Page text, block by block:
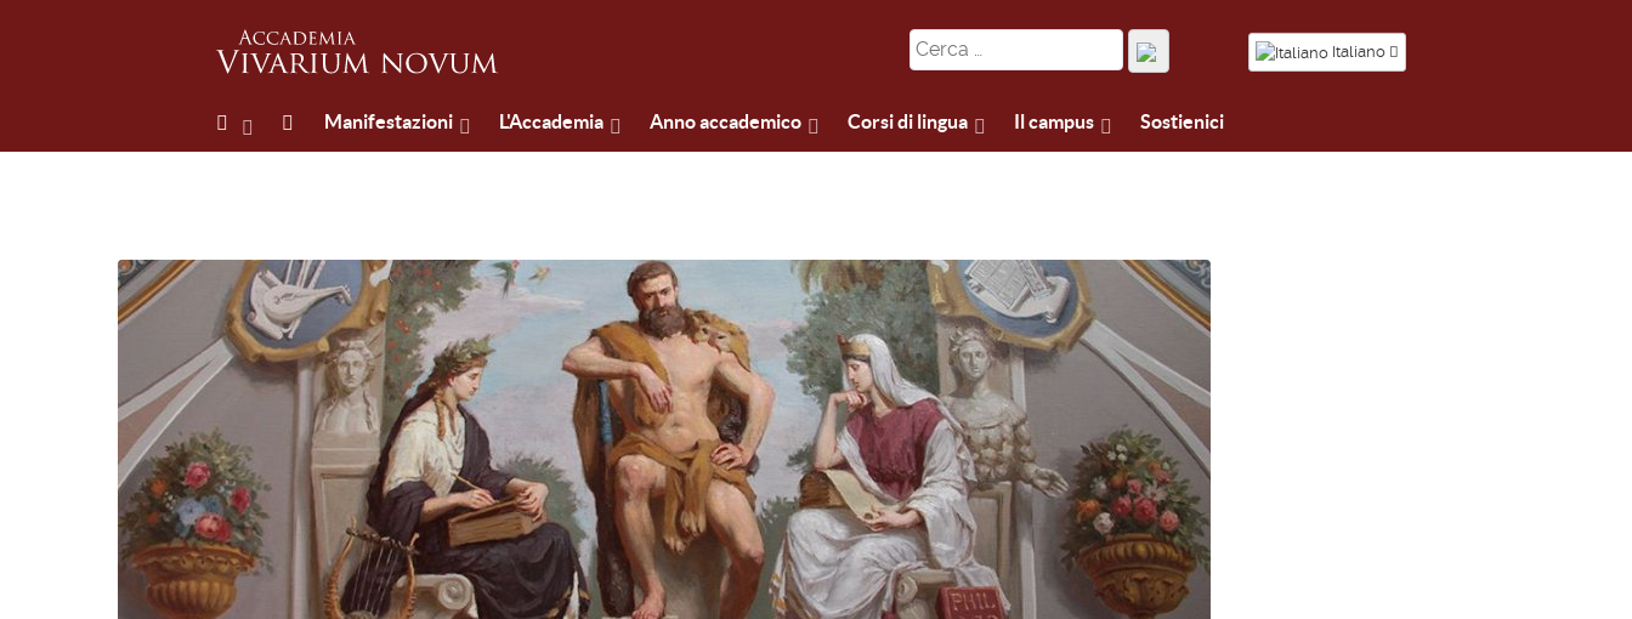
Italiano
Manifestazioni L'Accademia Anno accademico Corsi di lingua Il campus Sostienici